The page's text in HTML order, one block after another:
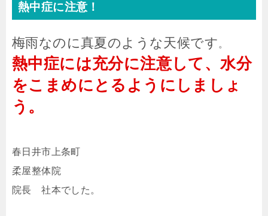
熱中症に注意！
梅雨なのに真夏のような天候です 。
熱中症には充分に注意して、水分
をこまめにとるようにしましょ
う。
春日井市上条町
柔屋整体院
院長 社本でした。